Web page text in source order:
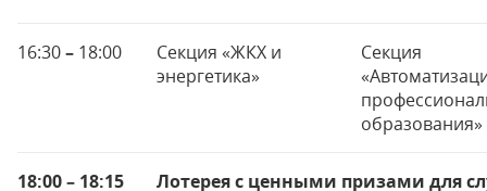
16:30– 18:00
Секция «ЖКХ и
энергетика»
Секция
образования»
18:00 – 18:15 Лотерея с ценными призами для